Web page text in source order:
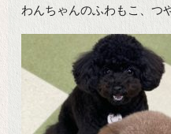
わんちゃんのふわもこ、つ